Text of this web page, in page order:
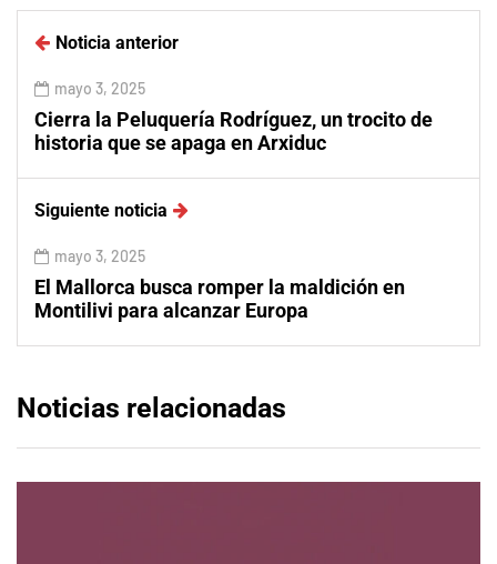
Noticia anterior
mayo 3, 2025
Cierra la Peluquería Rodríguez, un trocito de
historia que se apaga en Arxiduc
Siguiente noticia
mayo 3, 2025
El Mallorca busca romper la maldición en
Montilivi para alcanzar Europa
Noticias relacionadas